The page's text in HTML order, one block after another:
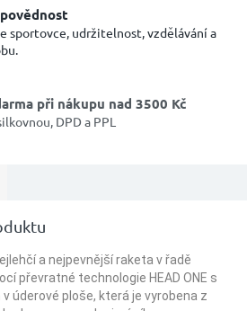
sportovce, udržitelnost, vzdělávání a
při nákupu nad 3500 Kč
DPD a PPL
a nejpevnější raketa v řadě
převratné technologie HEAD ONE s
úderové ploše, která je vyrobena z